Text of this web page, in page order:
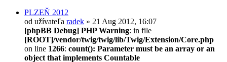
PLZEŇ 2012
od užívateľa radek » 21 Aug 2012, 16:07
[phpBB Debug] PHP Warning: in file
[ROOT]/vendor/twig/twig/lib/Twig/Extension/Core.php
on line 1266: count(): Parameter must be an array or an
object that implements Countable